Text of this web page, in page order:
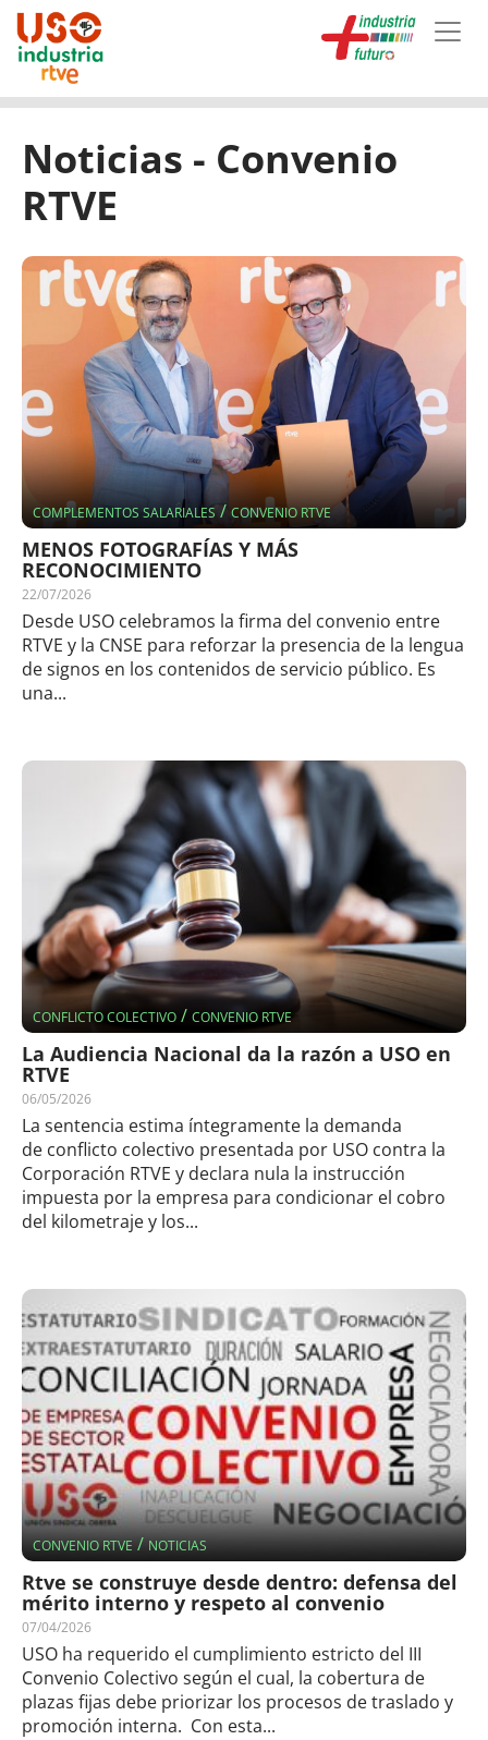
Skip to main content
Noticias - Convenio
RTVE
COMPLEMENTOS SALARIALES/CONVENIO RTVE
MENOS FOTOGRAFÍAS Y MÁS
RECONOCIMIENTO
22/07/2026
Desde USO celebramos la firma del convenio entre
RTVE y la CNSE para reforzar la presencia de la lengua
de signos en los contenidos de servicio público. Es
una...
CONFLICTO COLECTIVO / CONVENIO RTVE
La Audiencia Nacional da la razón a USO en
RTVE
06/05/2026
La sentencia estima íntegramente la demanda
de conflicto colectivo presentada por USO contra la
Corporación RTVE y declara nula la instrucción
impuesta por la empresa para condicionar el cobro
del kilometraje y los...
CONVENIO RTVE/NOTICIAS
Rtve se construye desde dentro: defensa del
mérito interno y respeto al convenio
07/04/2026
USO ha requerido el cumplimiento estricto del III
Convenio Colectivo según el cual, la cobertura de
plazas fijas debe priorizar los procesos de traslado y
promoción interna. Con esta...